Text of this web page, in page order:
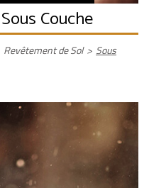
Couche
Revêtement de Sol > Sous